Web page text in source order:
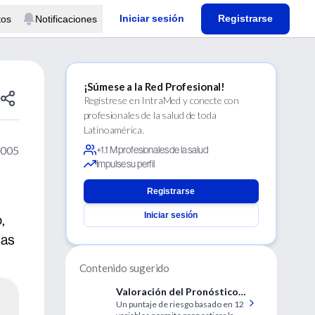
Notificaciones Iniciar sesión Registrarse
¡Súmese a la Red Profesional!
Regístrese en IntraMed y conecte con
profesionales de la salud de toda
Latinoamérica.
+1.1 M profesionales de la salud
Impulse su perfil
Registrarse
Iniciar sesión
Contenido sugerido
Valoración del Pronóstico
de Residentes de
Un puntaje de riesgo basado en 12